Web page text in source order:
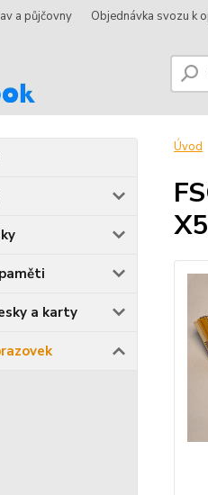
a půjčovny Objednávka svozu k
a karty
Úvod